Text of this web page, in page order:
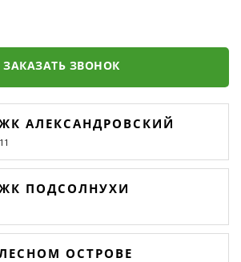
ЗАКАЗАТЬ ЗВОНОК
АЛЕКСАНДРОВСКИЙ
ПОДСОЛНУХИ
ОСТРОВЕ